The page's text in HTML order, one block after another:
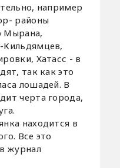
например
районы
Мырана,
Кильдямцев,
Хатасс - в
так как это
лошадей. В
черта города,
находится в
Все это
журнал